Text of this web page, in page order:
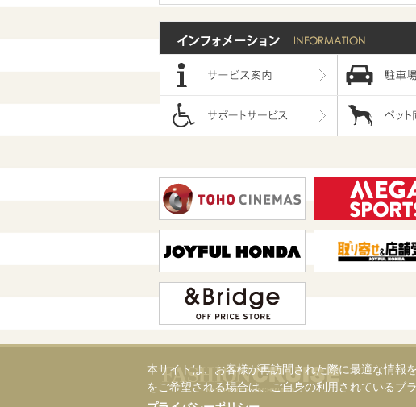
本サイトは、お客様が再訪問された際に最適な情報
をご希望される場合は、ご自身の利用されているブ